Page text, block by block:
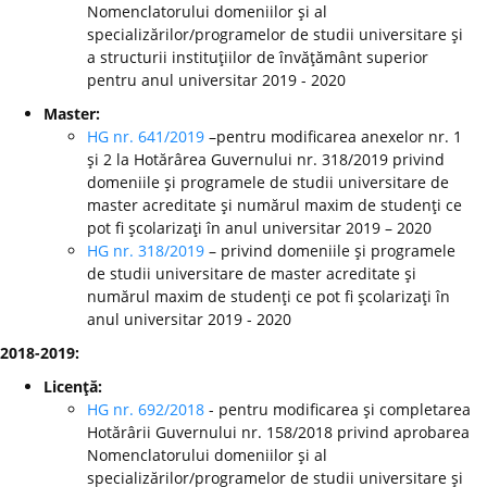
Nomenclatorului domeniilor şi al
specializărilor/programelor de studii universitare şi
a structurii instituţiilor de învăţământ superior
pentru anul universitar 2019 - 2020
Master:
HG nr. 641/2019 –pentru modificarea anexelor nr. 1
şi 2 la Hotărârea Guvernului nr. 318/2019 privind
domeniile şi programele de studii universitare de
master acreditate şi numărul maxim de studenţi ce
pot fi şcolarizaţi în anul universitar 2019 – 2020
HG nr. 318/2019 – privind domeniile şi programele
de studii universitare de master acreditate şi
numărul maxim de studenţi ce pot fi şcolarizaţi în
anul universitar 2019 - 2020
2018-2019:
Licenţă:
HG nr. 692/2018 - pentru modificarea şi completarea
Hotărârii Guvernului nr. 158/2018 privind aprobarea
Nomenclatorului domeniilor şi al
specializărilor/programelor de studii universitare şi